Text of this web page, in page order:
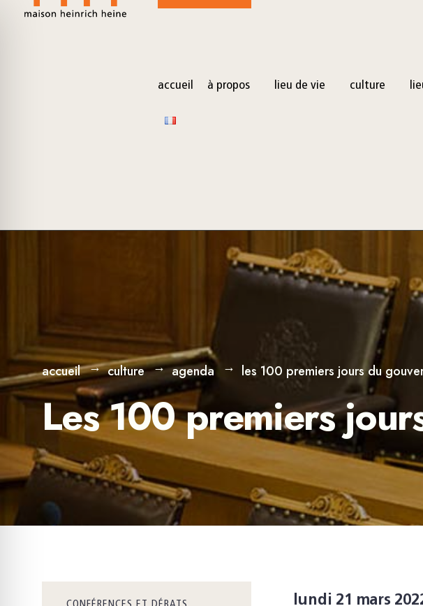
accueil à propos lieu de vie culture
accueil culture agenda les 100 premiers jours du
Les 100 premiers
lundi 21 mars